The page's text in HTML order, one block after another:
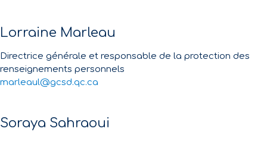
Lorraine Marleau
Directrice générale et responsable de la protection des
renseignements personnels
marleaul@gcsd.qc.ca
Soraya Sahraoui